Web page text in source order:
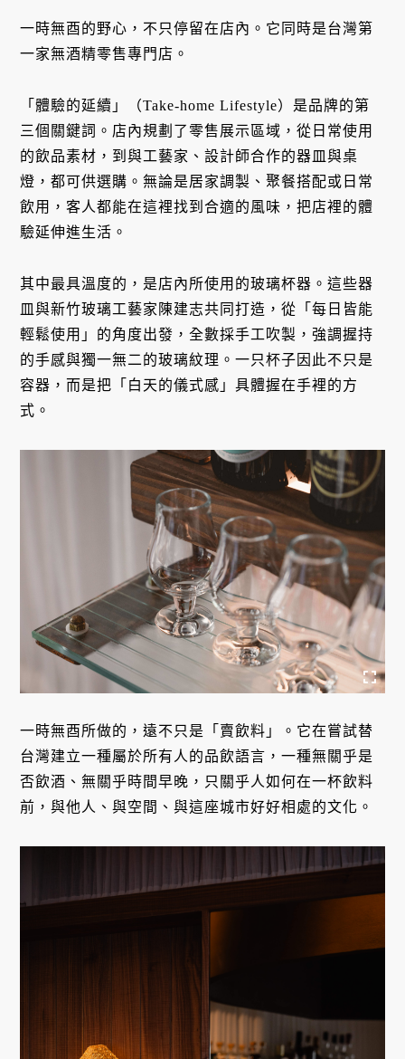
一時無酉的野心，不只停留在店內。它同時是台灣第
一家無酒精零售專門店。
「體驗的延續」（Take-home Lifestyle）是品牌的第
三個關鍵詞。店內規劃了零售展示區域，從日常使用
的飲品素材，到與工藝家、設計師合作的器皿與桌
燈，都可供選購。無論是居家調製、聚餐搭配或日常
飲用，客人都能在這裡找到合適的風味，把店裡的體
驗延伸進生活。
其中最具溫度的，是店內所使用的玻璃杯器。這些器
皿與新竹玻璃工藝家陳建志共同打造，從「每日皆能
輕鬆使用」的角度出發，全數採手工吹製，強調握持
的手感與獨一無二的玻璃紋理。一只杯子因此不只是
容器，而是把「白天的儀式感」具體握在手裡的方
式。
一時無酉所做的，遠不只是「賣飲料」。它在嘗試替
台灣建立一種屬於所有人的品飲語言，一種無關乎是
否飲酒、無關乎時間早晚，只關乎人如何在一杯飲料
前，與他人、與空間、與這座城市好好相處的文化。